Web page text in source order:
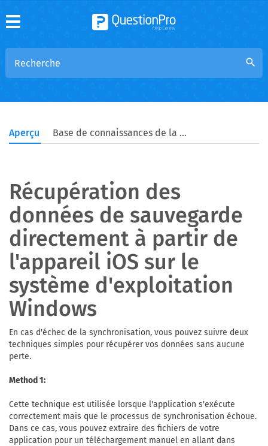
search
Aperçu Base de connaissances de la communauté
Récupération des
données de sauvegarde
directement à partir de
l'appareil iOS sur le
système d'exploitation
Windows
En cas d'échec de la synchronisation, vous pouvez suivre deux
techniques simples pour récupérer vos données sans aucune
perte.
Method 1:
Cette technique est utilisée lorsque l'application s'exécute
correctement mais que le processus de synchronisation échoue.
Dans ce cas, vous pouvez extraire des fichiers de votre
application pour un téléchargement manuel en allant dans